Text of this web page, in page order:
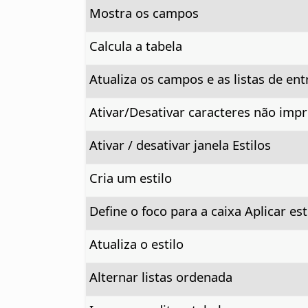
Mostra os campos
Calcula a tabela
Atualiza os campos e as listas de
Ativar/Desativar caracteres não
Ativar / desativar janela Estilos
Cria um estilo
Define o foco para a caixa Aplicar
Atualiza o estilo
Alternar listas ordenada